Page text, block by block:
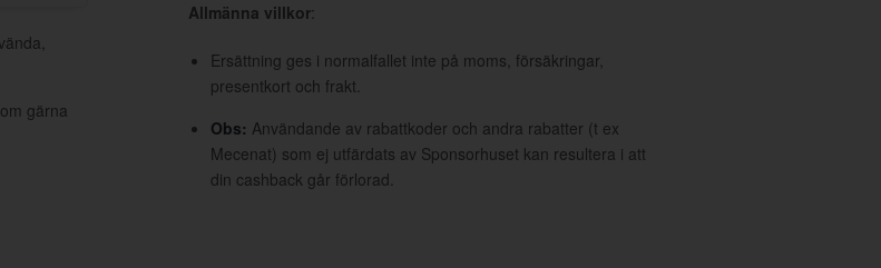
gärna
Allmänna villkor:
Ersättning ges i normalfallet inte på moms, försäkringar,
presentkort och frakt.
Obs: Användande av rabattkoder och andra rabatter (t ex
Mecenat) som ej utfärdats av Sponsorhuset kan resultera i att
din cashback går förlorad.